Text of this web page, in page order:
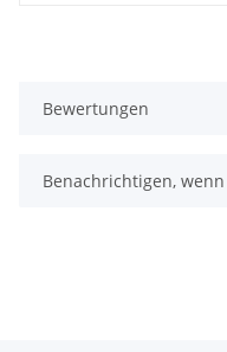
Bewertungen
Benachrichtigen,